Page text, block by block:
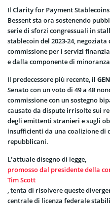
Il Clarity for Payment
Bessent sta ora sostenendo
serie di sforzi congressuali in
stablecoin del 2023-24,
commissione per i servizi
e dalla componente di
Il predecessore più recente, il
Senato con un voto di 49 a 48
commissione con un sostegno
causato da dispute irrisolte sui
degli emittenti stranieri e sugli
insufficienti da una coalizione di
repubblicani.
L’attuale disegno di legge,
promosso dal presidente della
Tim Scott
, tenta di risolvere queste
centrale di licenza federale